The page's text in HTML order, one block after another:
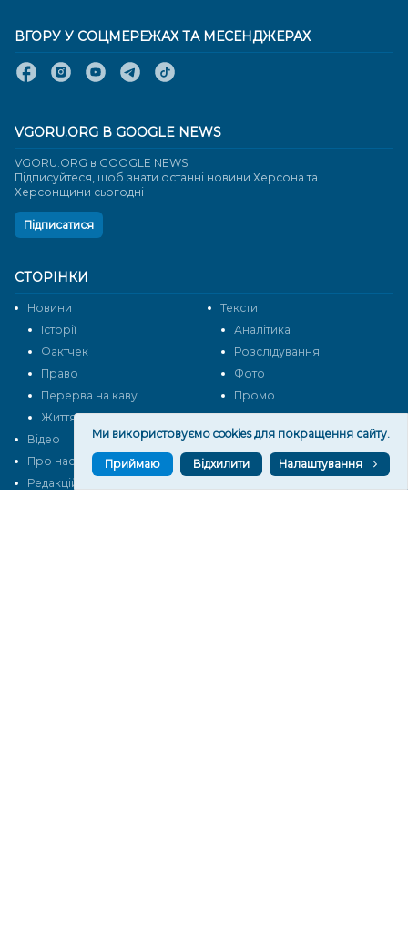
СТОРІНКИ
Новини
Тексти
Історії
Аналітика
Фактчек
Розслідування
Право
Фото
Перерва на каву
Промо
Життя
Блоги
Відео
Архів
Про нас
Контакти
Редакційна політика
ВГОРУ У СОЦМЕРЕЖАХ ТА МЕСЕНДЖЕРАХ
VGORU.ORG В GOOGLE NEWS
VGORU.ORG в GOOGLE NEWS
Підписуйтеся, щоб знати останні новини Херсона та
Херсонщини сьогодні
Підписатися
Ми використовуємо cookies для покращення сайту.
Приймаю Відхилити Налаштування